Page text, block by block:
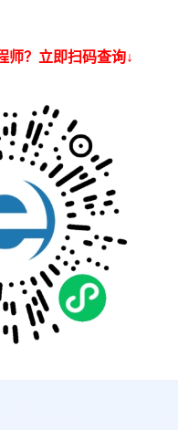
师？立即扫码查询↓